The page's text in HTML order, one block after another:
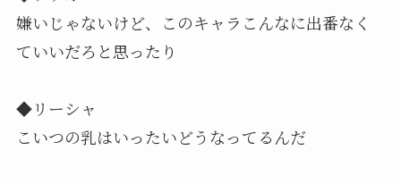
嫌いじゃないけど、このキャラこんなに出番なく
ていいだろと思ったり
◆リーシャ
こいつの乳はいったいどうなってるんだ